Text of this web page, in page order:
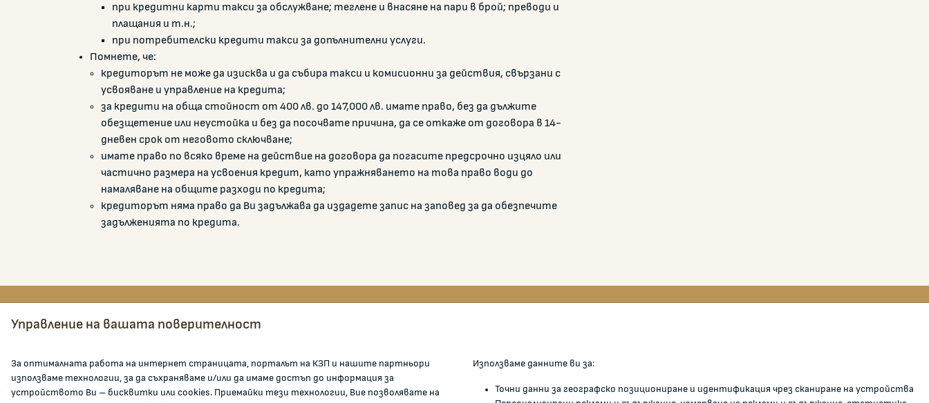
при кредитни карти такси за обслужване; теглене и внасяне на пари в брой; преводи и
плащания и т.н.;
при потребителски кредити такси за допълнителни услуги.
Помнете, че:
кредиторът не може да изисква и да събира такси и комисионни за действия, свързани с
усвояване и управление на кредита;
за кредити на обща стойност от 400 лв. до 147,000 лв. имате право, без да дължите
обезщетение или неустойка и без да посочвате причина, да се откаже от договора в 14-
дневен срок от неговото сключване;
имате право по всяко време на действие на договора да погасите предсрочно изцяло или
частично размера на усвоения кредит, като упражняването на това право води до
намаляване на общите разходи по кредита;
кредиторът няма право да Ви задължава да издадете запис на заповед за да обезпечите
задълженията по кредита.
ул. Врабча 1, етажи 3-5, София 1000
тел:
02 9330565
За КЗП
Кои сме ние
Регистър на опасните стоки
СИГНАЛИ ЗА КОРУПЦИЯ В КЗП
Управление на вашата поверителност
За оптималната работа на интернет страницата, порталът на КЗП и нашите партньори
използваме технологии, за да съхраняваме и/или да имаме достъп до информация за
устройството Ви – бисквитки или cookies. Приемайки тези технологии, Вие позволявате на
Използваме данните ви за:
Точни данни за географско позициониране и идентификация чрез сканиране на устройства